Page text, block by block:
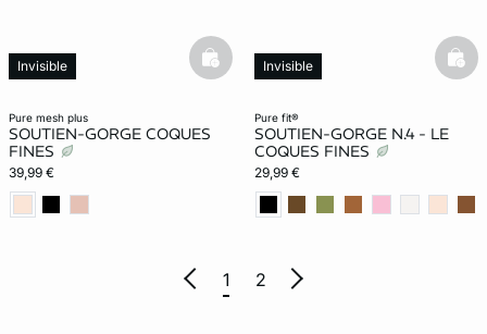
pure mesh plus
SOUTIEN-GORGE COQUES
FINES
39,99 €
Invisible basketfull
pure fit®
SOUTIEN-GORGE N.4 - LE
COQUES FINES
29,99 €
Invisible
1 2